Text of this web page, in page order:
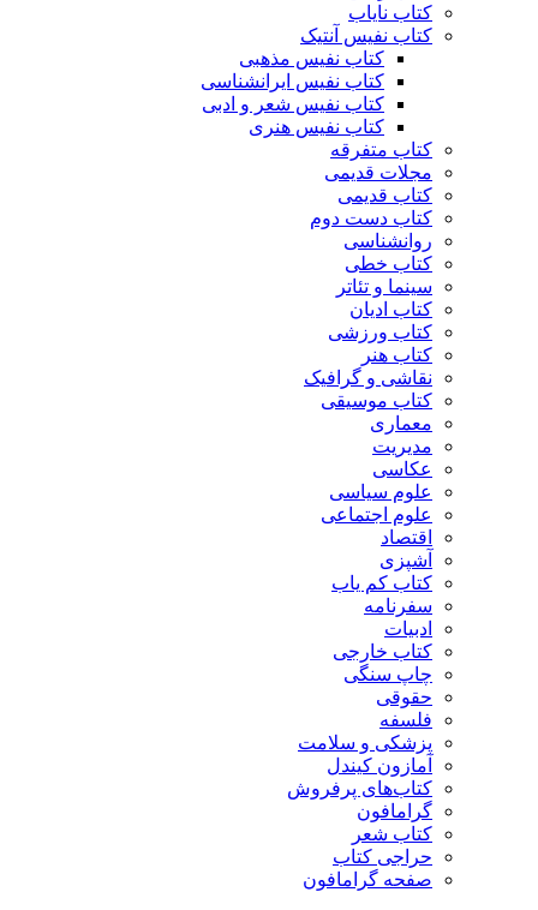
کتاب نایاب
کتاب نفیس آنتیک
کتاب نفیس مذهبی
کتاب نفیس ایرانشناسی
کتاب نفیس شعر و ادبی
کتاب نفیس هنری
کتاب متفرقه
مجلات قدیمی
کتاب قدیمی
کتاب دست دوم
روانشناسی
کتاب خطی
سینما و تئاتر
کتاب ادیان
کتاب ورزشی
کتاب هنر
نقاشی و گرافیک
کتاب موسیقی
معماری
مدیریت
عکاسی
علوم سیاسی
علوم اجتماعی
اقتصاد
آشپزی
کتاب کم یاب
سفرنامه
ادبیات
کتاب خارجی
چاپ سنگی
حقوقی
فلسفه
پزشکی و سلامت
آمازون کیندل
کتاب‌های پرفروش
گرامافون
کتاب شعر
حراجی کتاب
صفحه گرامافون